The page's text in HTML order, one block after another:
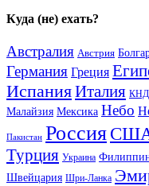
Куда (не) ехать?
Австралия Австрия
Германия Греция
ИспанияИталия
Малайзия Мексика Небо
Пакистан Россия
Турция Украина
Швейцария Шри-Ланка